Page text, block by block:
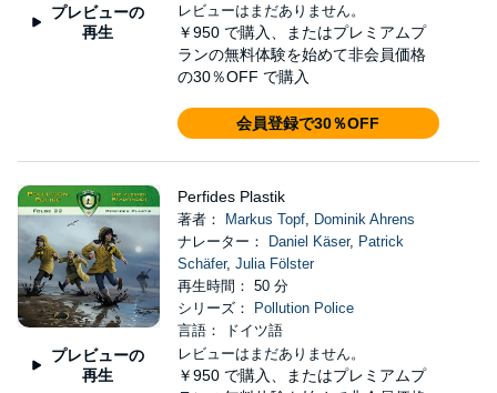
プレビューの
再生
レビューはまだありません。
￥950 で購入、またはプレミアムプ
ランの無料体験を始めて非会員価格
の30％OFF で購入
会員登録で30％OFF
プレビューの
再生
Perfides Plastik
著者： Markus Topf, Dominik Ahrens
ナレーター：
Daniel Käser, Patrick
Schäfer, Julia Fölster
再生時間： 50 分
シリーズ：
Pollution Police
言語： ドイツ語
レビューはまだありません。
￥950 で購入、またはプレミアムプ